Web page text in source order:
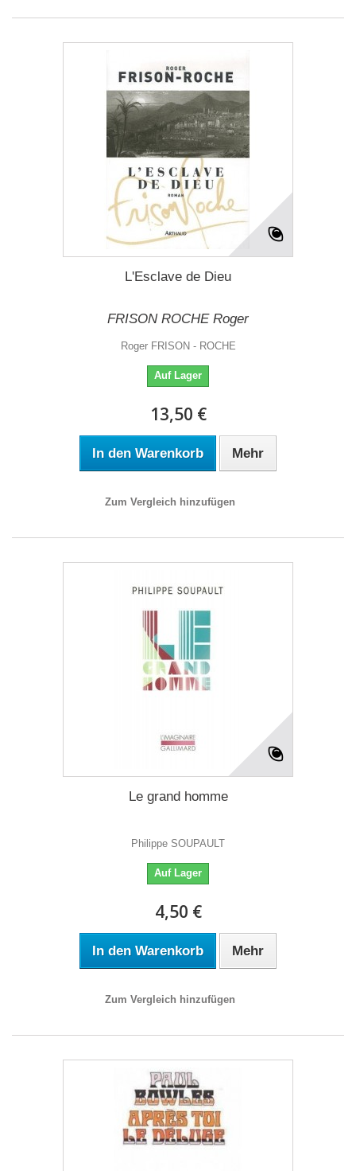
L'Esclave de Dieu
FRISON ROCHE Roger
Roger FRISON - ROCHE
Auf Lager
13,50 €
In den Warenkorb Mehr
Zum Vergleich hinzufügen
Le grand homme
Philippe SOUPAULT
Auf Lager
4,50 €
In den Warenkorb Mehr
Zum Vergleich hinzufügen